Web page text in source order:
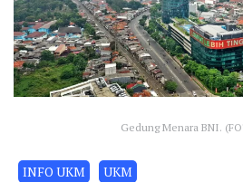
Gedung Menara BNI.
INFO UKM UKM